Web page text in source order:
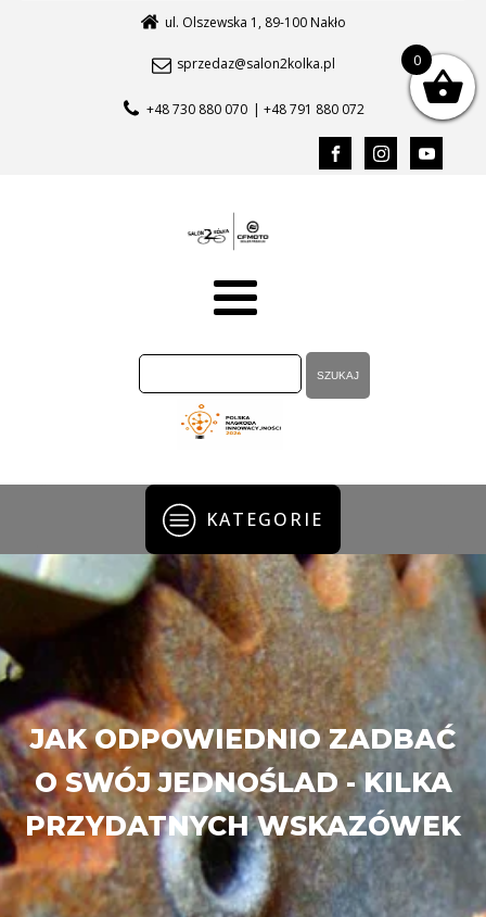
ul. Olszewska 1, 89-100 Nakło
sprzedaz@salon2kolka.pl
+48 730 880 070 | +48 791 880 072
KATEGORIE
JAK ODPOWIEDNIO ZADBAĆ
O SWÓJ JEDNOŚLAD - KILKA
PRZYDATNYCH WSKAZÓWEK
0